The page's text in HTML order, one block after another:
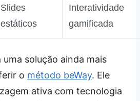
Slides
estáticos
Interatividade
gamificada
uma solução ainda mais
o método beWay. Ele
ativa com tecnologia